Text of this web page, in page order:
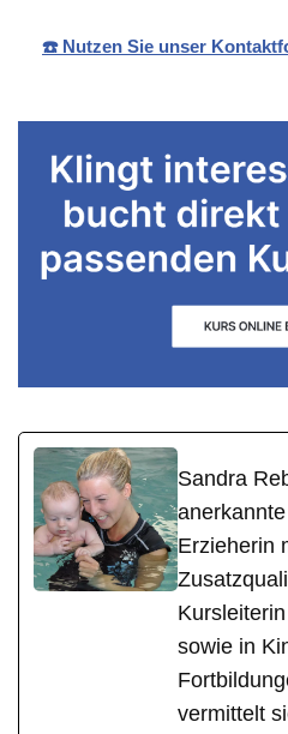
☎️ Nutzen Sie unser
Sandra
Erzieherin
sowie in
vermittelt